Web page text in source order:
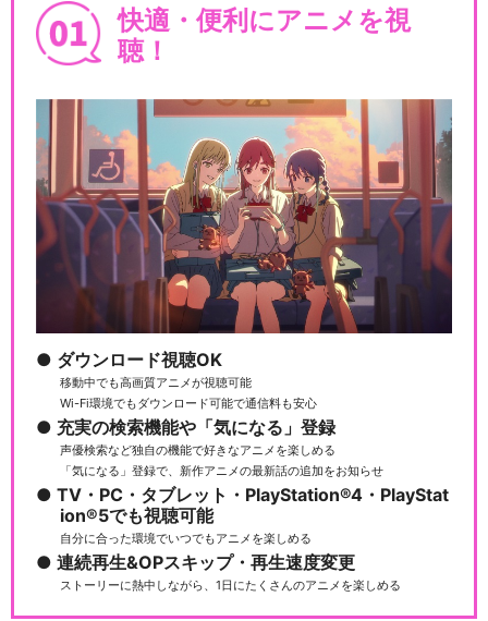
快適・便利にアニメを視
聴！
ダウンロード視聴OK
移動中でも高画質アニメが視聴可能
Wi-Fi環境でもダウンロード可能で通信料も安心
充実の検索機能や「気になる」登録
声優検索など独自の機能で好きなアニメを楽しめる
「気になる」登録で、新作アニメの最新話の追加をお知らせ
TV・PC・タブレット・PlayStation®4・PlayStat
ion®5でも視聴可能
自分に合った環境でいつでもアニメを楽しめる
連続再生&OPスキップ・再生速度変更
ストーリーに熱中しながら、1日にたくさんのアニメを楽しめる